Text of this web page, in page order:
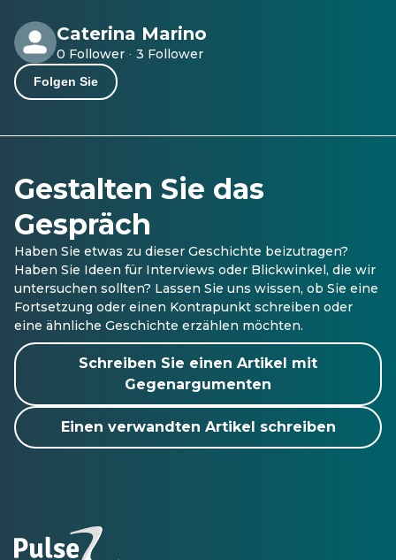
Caterina Marino
0 Follower · 3 Follower
Folgen Sie
Gestalten Sie das
Gespräch
Haben Sie etwas zu dieser Geschichte beizutragen?
Haben Sie Ideen für Interviews oder Blickwinkel, die wir
untersuchen sollten? Lassen Sie uns wissen, ob Sie eine
Fortsetzung oder einen Kontrapunkt schreiben oder
eine ähnliche Geschichte erzählen möchten.
Schreiben Sie einen Artikel mit
Gegenargumenten
Einen verwandten Artikel schreiben